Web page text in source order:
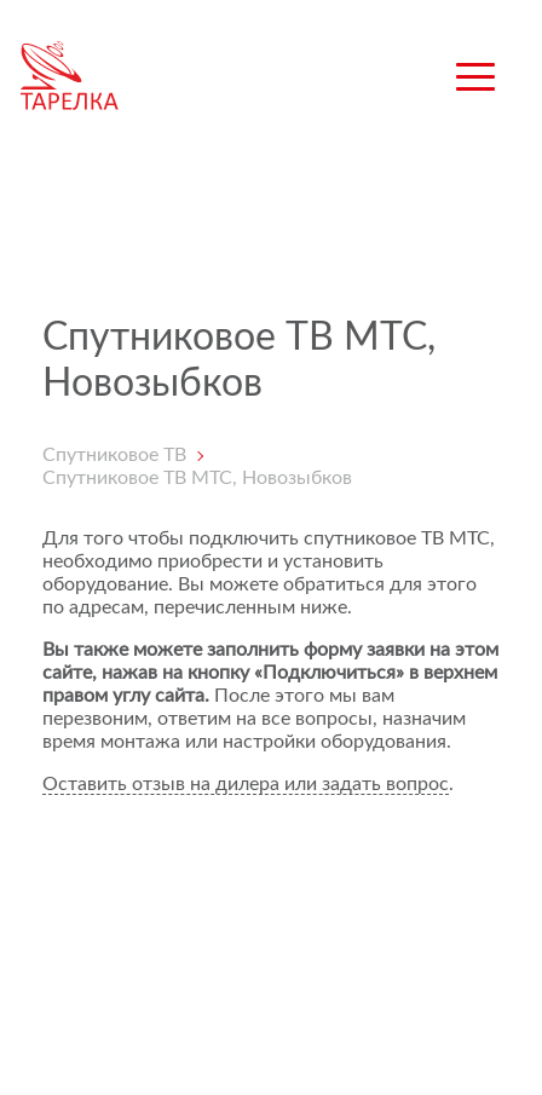
Спутниковое ТВ МТС,
Новозыбков
Спутниковое ТВ
Спутниковое ТВ МТС, Новозыбков
Для того чтобы подключить спутниковое ТВ МТС,
необходимо приобрести и установить
оборудование. Вы можете обратиться для этого
по адресам, перечисленным ниже.
Вы также можете заполнить форму заявки на этом
сайте, нажав на кнопку «Подключиться» в верхнем
правом углу сайта. После этого мы вам
перезвоним, ответим на все вопросы, назначим
время монтажа или настройки оборудования.
Оставить отзыв на дилера или задать вопрос.